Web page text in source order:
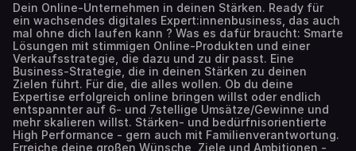
Dein Online-Unternehmen in deinen Stärken. Ready für
ein wachsendes digitales Expert:innenbusiness, das auch
mal ohne dich laufen kann ? Was es dafür braucht: Smarte
Lösungen mit stimmigen Online-Produkten und einer
Verkaufsstrategie, die dazu und zu dir passt. Eine
Business-Strategie, die in deinen Stärken zu deinen
Zielen führt. Für die, die alles wollen. Ob du deine
Expertise erfolgreich online bringen willst oder endlich
entspannter auf 6- und 7stellige Umsätze/Gewinne und
mehr skalieren willst. Stärken- und bedürfnisorientierte
High Performance - gern auch mit Familienverantwortung.
Erreiche deine großen Wünsche, Ziele und Ambitionen -